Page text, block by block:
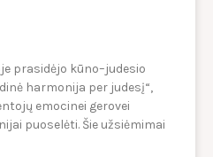
prasidėjo kūno–judesio
harmonija per judesį“,
emocinei gerovei
puoselėti. Šie užsiėmimai